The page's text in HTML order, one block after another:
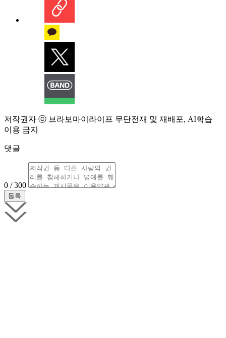
저작권자 ⓒ 브라보마이라이프 무단전재 및 재배포, AI학습
이용 금지
댓글
0 / 300